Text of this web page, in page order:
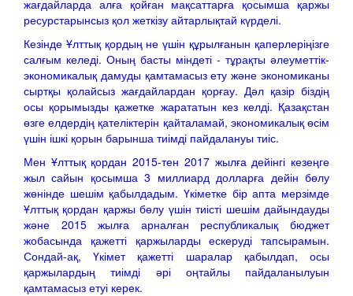
жағдайларда алға қойған мақсаттарға қосымша қаржы
ресурстарынсыз қол жеткізу айтарлықтай күрделі.
Кезінде Ұлттық қордың не үшін құрылғанын қаперлеріңізге
салғым келеді. Оның басты міндеті - тұрақты әлеуметтік-
экономикалық дамуды қамтамасыз ету және экономиканы
сыртқы қолайсыз жағдайлардан қорғау. Дәл қазір біздің
осы қорымызды қажетке жарататын кез келді. Қазақстан
өзге елдердің қателіктерін қайталамай, экономикалық өсім
үшін ішкі қорын барынша тиімді пайдалануы тиіс.
Мен Ұлттық қордан 2015-тен 2017 жылға дейінгі кезеңге
жыл сайын қосымша 3 миллиард долларға дейін бөлу
жөнінде шешім қабылдадым. Үкіметке бір апта мерзімде
Ұлттық қордан қаржы бөлу үшін тиісті шешім дайындауды
және 2015 жылға арналған республикалық бюджет
жобасында қажетті қаржыларды ескеруді тапсырамын.
Сондай-ақ, Үкімет қажетті шаралар қабылдап, осы
қаржылардың тиімді әрі оңтайлы пайдаланылуын
қамтамасыз етуі керек.